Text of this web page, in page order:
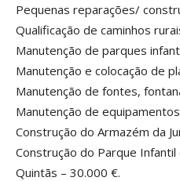
Pequenas reparações/
Qualificação de caminhos
Manutenção de parques
Manutenção e colocação de
Manutenção de fontes,
Manutenção de
Construção do Armazém da
Construção do Parque
Quintãs – 30.000 €.